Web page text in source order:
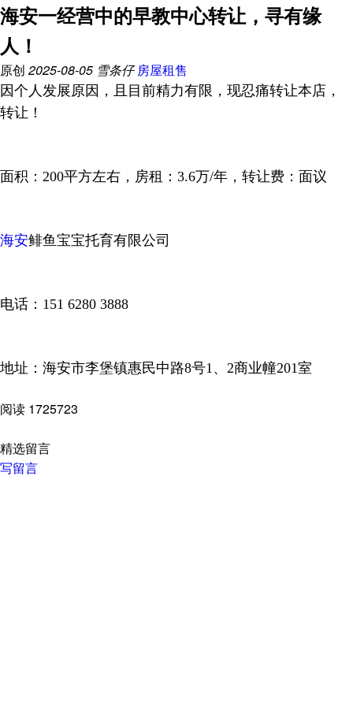
海安一经营中的早教中心转让，寻有缘
人！
原创 2025-08-05 雪条仔 房屋租售
因个人发展原因，且目前精力有限，现忍痛转让本店，
转让！
面积：200平方左右，房租：3.6万/年，转让费：面议
海安鲱鱼宝宝托育有限公司
电话：151 6280 3888
地址：海安市李堡镇惠民中路8号1、2商业幢201室
阅读 1725723
精选留言
写留言